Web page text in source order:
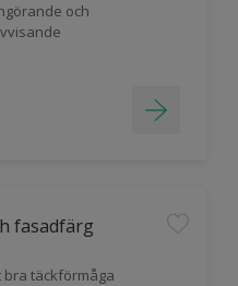
och
fasadfärg
bra täckförmåga